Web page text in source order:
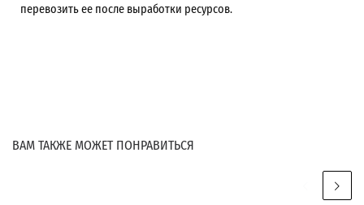
перевозить ее после выработки ресурсов.
ВАМ ТАКЖЕ МОЖЕТ ПОНРАВИТЬСЯ